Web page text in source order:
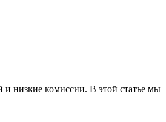
и низкие комиссии. В этой статье мы